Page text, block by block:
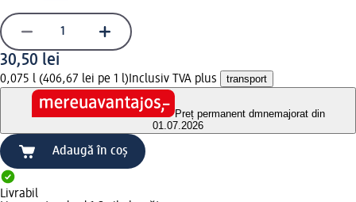
30,50 lei
0,075 l (406,67 lei pe 1 l) Inclusiv TVA plus transport
Preț permanent dmnemajorat din
01.07.2026
Adaugă în coș
Livrabil